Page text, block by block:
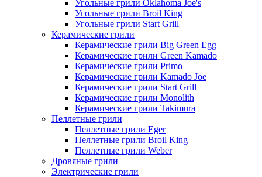
Угольные грили Oklahoma Joe's
Угольные грили Broil King
Угольные грили Start Grill
Керамические грили
Керамические грили Big Green Egg
Керамические грили Green Kamado
Керамические грили Primo
Керамические грили Kamado Joe
Керамические грили Start Grill
Керамические грили Monolith
Керамические грили Takimura
Пеллетные грили
Пеллетные грили Eger
Пеллетные грили Broil King
Пеллетные грили Weber
Дровяные грили
Электрические грили